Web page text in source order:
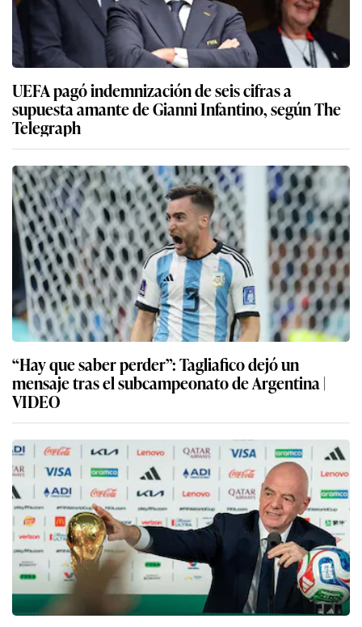
UEFA pagó indemnización de seis cifras a
supuesta amante de Gianni Infantino, según The
Telegraph
“Hay que saber perder”: Tagliafico dejó un
mensaje tras el subcampeonato de Argentina |
VIDEO